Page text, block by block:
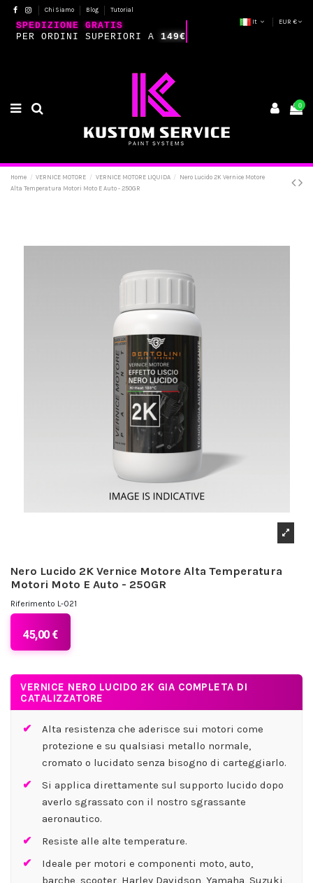
Chi Siamo Blog Tutorial
SPEDIZIONE GRATIS
PER ORDINI SUPERIORI A 149€
It EUR €
0
Home VERNICE MOTORE VERNICE MOTORE LIQUIDA
Nero Lucido 2K Vernice Motore
Alta Temperatura Motori Moto E Auto - 250GR
Nero Lucido 2K Vernice Motore Alta Temperatura
Motori Moto E Auto - 250GR
Riferimento L-021
45,00 €
VERNICE NERO LUCIDO 2K GIA COMPLETA DI
CATALIZZATORE
Alta resistenza che aderisce sui motori come
protezione e su qualsiasi metallo normale,
cromato o lucidato senza bisogno di carteggiarlo.
Si applica direttamente sul supporto lucido dopo
averlo sgrassato con il nostro sgrassante
aeronautico.
Resiste alle alte temperature.
Ideale per motori e componenti moto, auto,
barche, scooter, Harley Davidson, Yamaha, Suzuki,